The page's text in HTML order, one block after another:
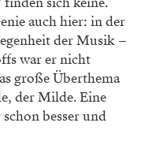
auch hier: in der
der Musik –
war er nicht
große Überthema
der Milde. Eine
besser und